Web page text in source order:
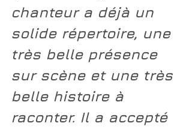
chanteur a déjà un
solide répertoire, une
très belle présence
sur scène et une très
belle histoire à
raconter. Il a accepté